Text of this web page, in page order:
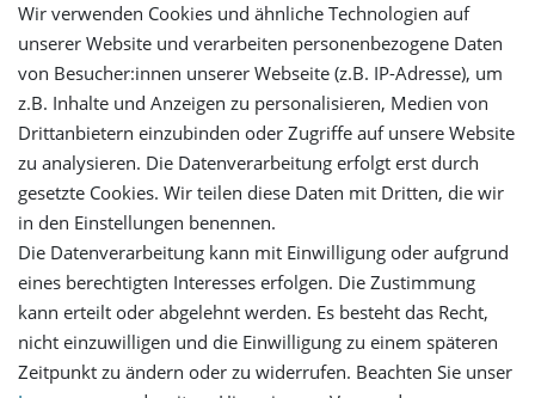
Mein Konto
Login
Registrieren
Versandinformationen
Let's stay connected
Wir verwenden Cookies und ähnliche Technologien auf
unserer Website und verarbeiten personenbezogene Daten
von Besucher:innen unserer Webseite (z.B. IP-Adresse), um
z.B. Inhalte und Anzeigen zu personalisieren, Medien von
Drittanbietern einzubinden oder Zugriffe auf unsere Website
zu analysieren. Die Datenverarbeitung erfolgt erst durch
gesetzte Cookies. Wir teilen diese Daten mit Dritten, die wir
in den Einstellungen benennen.
Die Datenverarbeitung kann mit Einwilligung oder aufgrund
eines berechtigten Interesses erfolgen. Die Zustimmung
kann erteilt oder abgelehnt werden. Es besteht das Recht,
nicht einzuwilligen und die Einwilligung zu einem späteren
Zeitpunkt zu ändern oder zu widerrufen. Beachten Sie unser